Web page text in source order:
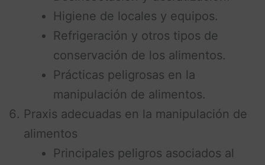
Higiene de locales y equipos.
Refrigeración y otros tipos de
conservación de los alimentos.
Prácticas peligrosas en la
manipulación de alimentos.
Praxis adecuadas en la manipulación de
alimentos
Principales peligros asociados al